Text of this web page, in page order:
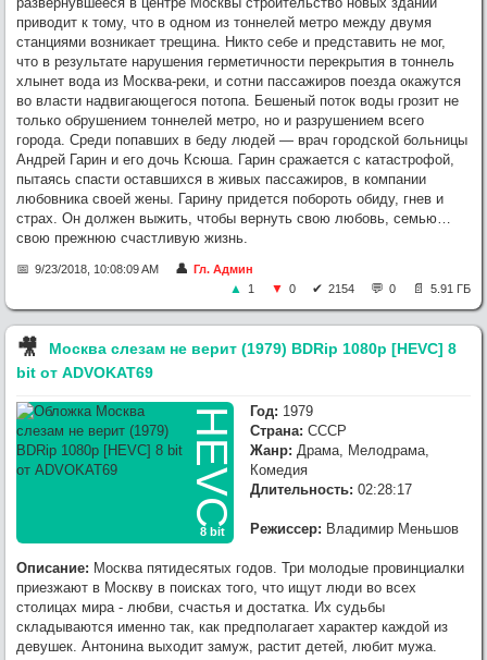
приводит к тому, что в одном из тоннелей метро между двумя
станциями возникает трещина. Никто себе и представить не мог,
что в результате нарушения герметичности перекрытия в тоннель
хлынет вода из Москва-реки, и сотни пассажиров поезда окажутся
во власти надвигающегося потопа. Бешеный поток воды грозит не
только обрушением тоннелей метро, но и разрушением всего
города. Среди попавших в беду людей — врач городской больницы
Андрей Гарин и его дочь Ксюша. Гарин сражается с катастрофой,
пытаясь спасти оставшихся в живых пассажиров, в компании
любовника своей жены. Гарину придется побороть обиду, гнев и
страх. Он должен выжить, чтобы вернуть свою любовь, семью…
свою прежнюю счастливую жизнь.
9/23/2018, 10:08:09 AM
Гл. Админ
1
0 2154 0 5.91 ГБ
🎥︎
Москва слезам не верит (1979) BDRip 1080p [HEVC] 8
bit от ADVOKAT69
HEVC
8 bit
Год: 1979
Страна: СССР
Жанр: Драма, Мелодрама,
Комедия
Длительность: 02:28:17
Режиссер: Владимир Меньшов
Описание: Москва пятидесятых годов. Три молодые провинциалки
приезжают в Москву в поисках того, что ищут люди во всех
столицах мира - любви, счастья и достатка. Их судьбы
складываются именно так, как предполагает характер каждой из
девушек. Антонина выходит замуж, растит детей, любит мужа.